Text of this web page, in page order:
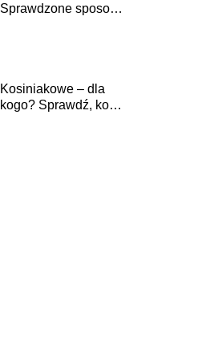
Sprawdzone sposoby
Kosiniakowe – dla
kogo? Sprawdź, komu